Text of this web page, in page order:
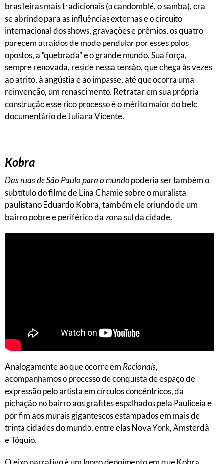
brasileiras mais tradicionais (o candomblé, o samba), ora
se abrindo para as influências externas e o circuito
internacional dos shows, gravações e prêmios, os quatro
parecem atraídos de modo pendular por esses polos
opostos, a “quebrada” e o grande mundo. Sua força,
sempre renovada, reside nessa tensão, que chega às vezes
ao atrito, à angústia e ao impasse, até que ocorra uma
reinvenção, um renascimento. Retratar em sua própria
construção esse rico processo é o mérito maior do belo
documentário de Juliana Vicente.
Kobra
Das ruas de São Paulo para o mundo poderia ser também o
subtítulo do filme de Lina Chamie sobre o muralista
paulistano Eduardo Kobra, também ele oriundo de um
bairro pobre e periférico da zona sul da cidade.
Analogamente ao que ocorre em Racionais,
acompanhamos o processo de conquista de espaço de
expressão pelo artista em círculos concêntricos, da
pichação no bairro aos grafites espalhados pela Pauliceia e
por fim aos murais gigantescos estampados em mais de
trinta cidades do mundo, entre elas Nova York, Amsterdã
e Tóquio.
O eixo narrativo é um longo depoimento em que Kobra